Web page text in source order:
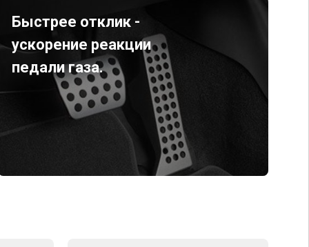
Быстрее отклик -
ускорение реакции
педали газа.